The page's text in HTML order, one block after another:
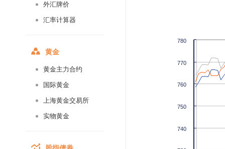
外汇牌价
汇率计算器
黄金
黄金主力合约
国际黄金
上海黄金交易所
实物黄金
740
750
760
770
780